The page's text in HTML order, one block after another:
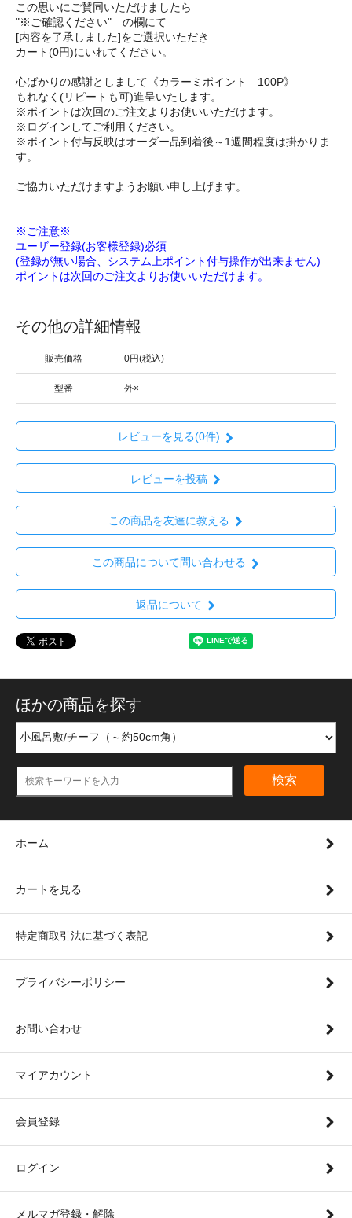
この思いにご賛同いただけましたら
"※ご確認ください" の欄にて
[内容を了承しました]をご選択いただき
カート(0円)にいれてください。
心ばかりの感謝としまして《カラーミポイント 100P》
もれなく(リピートも可)進呈いたします。
※ポイントは次回のご注文よりお使いいただけます。
※ログインしてご利用ください。
※ポイント付与反映はオーダー品到着後～1週間程度は掛かりま
す。
ご協力いただけますようお願い申し上げます。
※ご注意※
ユーザー登録(お客様登録)必須
(登録が無い場合、システム上ポイント付与操作が出来ません)
ポイントは次回のご注文よりお使いいただけます。
その他の詳細情報
販売価格 0円(税込)
型番 外×
レビューを見る(0件)
レビューを投稿
この商品を友達に教える
この商品について問い合わせる
返品について
ほかの商品を探す
検索
ホーム
カートを見る
特定商取引法に基づく表記
プライバシーポリシー
お問い合わせ
マイアカウント
会員登録
ログイン
メルマガ登録・解除